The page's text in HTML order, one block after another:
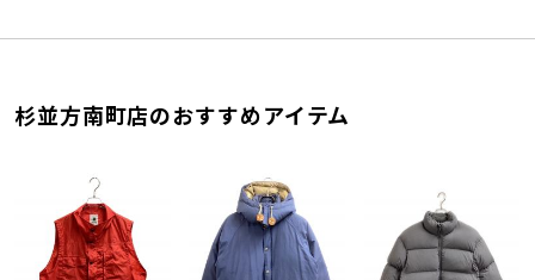
杉並方南町店のおすすめアイテム